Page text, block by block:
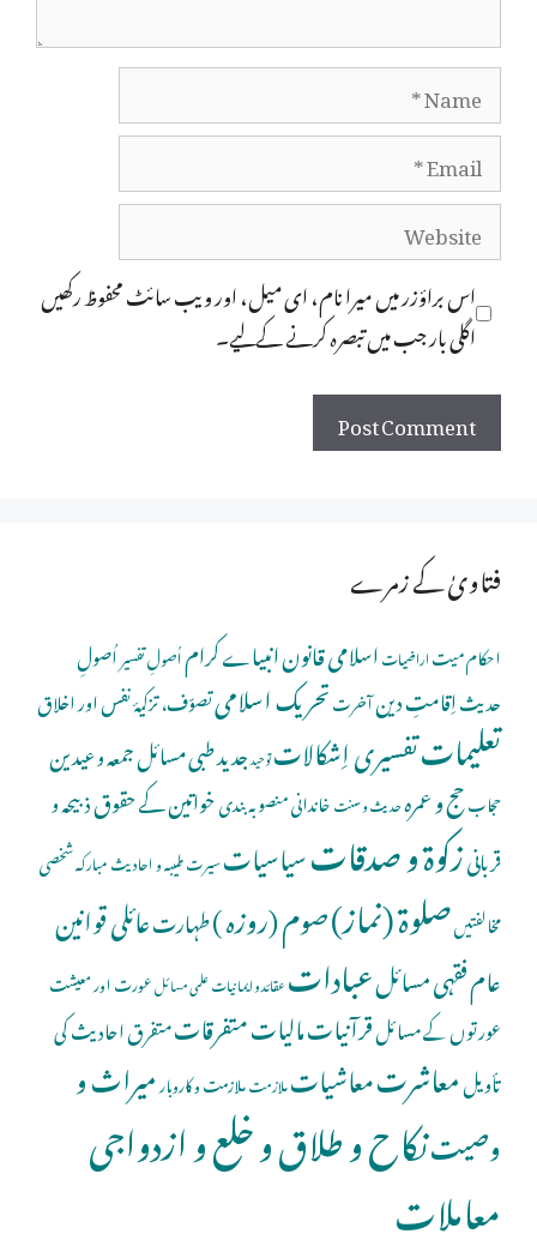
Name
Email
Website
اس براؤزر میں میرا نام، ای میل، اور ویب سائٹ محفوظ رکھیں
اگلی بار جب میں تبصرہ کرنے کےلیے۔
فتاویٰ کے زمرے
احکام میتاراضیاتاسلامی قانونانبیاے کراماُصولِ تفسیراُصولِ
حدیثاِقامتِ دینآخرتتحریک اسلامیتصوّف، تزکیۂ نفس اور اخلاق
تعلیماتتفسیری اِشکالاتتوحیدجدید طبی مسائلجمعہ و عیدین
حجابحج و عمرہحدیث و سنتخاندانی منصوبہ بندیخواتین کے حقوقذبیحہ و
قربانیزکوۃ و صدقاتسیاسیاتسیرت طیبہ و احادیث مبارکہشخصی
مخالفتیںصلوة (نماز)صوم (روزہ )طہارتعائلی قوانین
عام فقہی مسائلعباداتعقائد و ایمانیاتعلمی مسائلعورت اور معیشت
عورتوں کے مسائلقرآنیاتمالیاتمتفرقاتمتفرق احادیث کی
تأویلمعاشرتمعاشیاتملازمتملازمت و کاروبارمیراث و
وصیتنکاح و طلاق و خلع و ازدواجی
معاملات